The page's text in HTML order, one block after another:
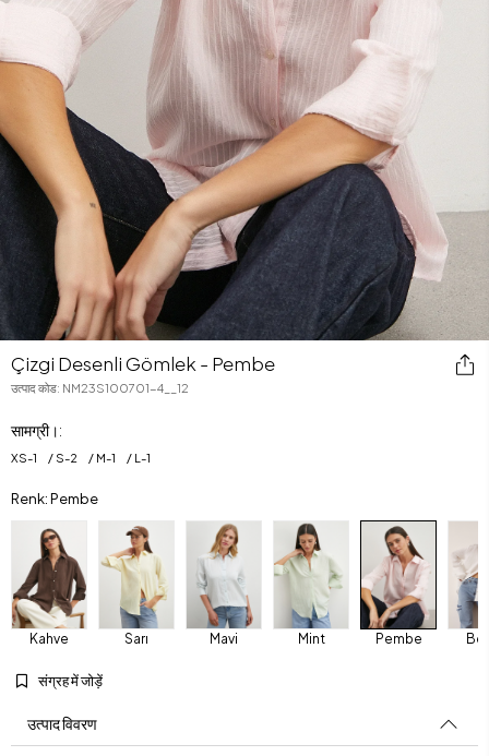
Çizgi Desenli Gömlek - Pembe
उत्पाद कोड: NM23S100701-4__12
सामग्री।:
XS-1 S-2 M-1 L -1
Renk: Pembe
Kahve Sarı Mavi Mint Pembe
संग्रह में जोड़ें
उत्पाद विवरण